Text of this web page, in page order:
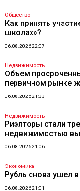
Общество
Как принять
школах»?
06.08.2026 22:07
Недвижимость
Объем
первичном рынке
06.08.2026 21:33
Недвижимость
Риэлторы стали
недвижимостью
06.08.2026 21:06
Экономика
Рубль снова ушел
06.08.2026 21:01